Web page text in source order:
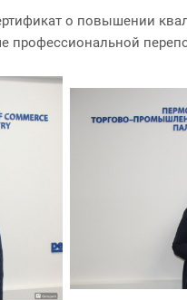
о повышении
профессиональной